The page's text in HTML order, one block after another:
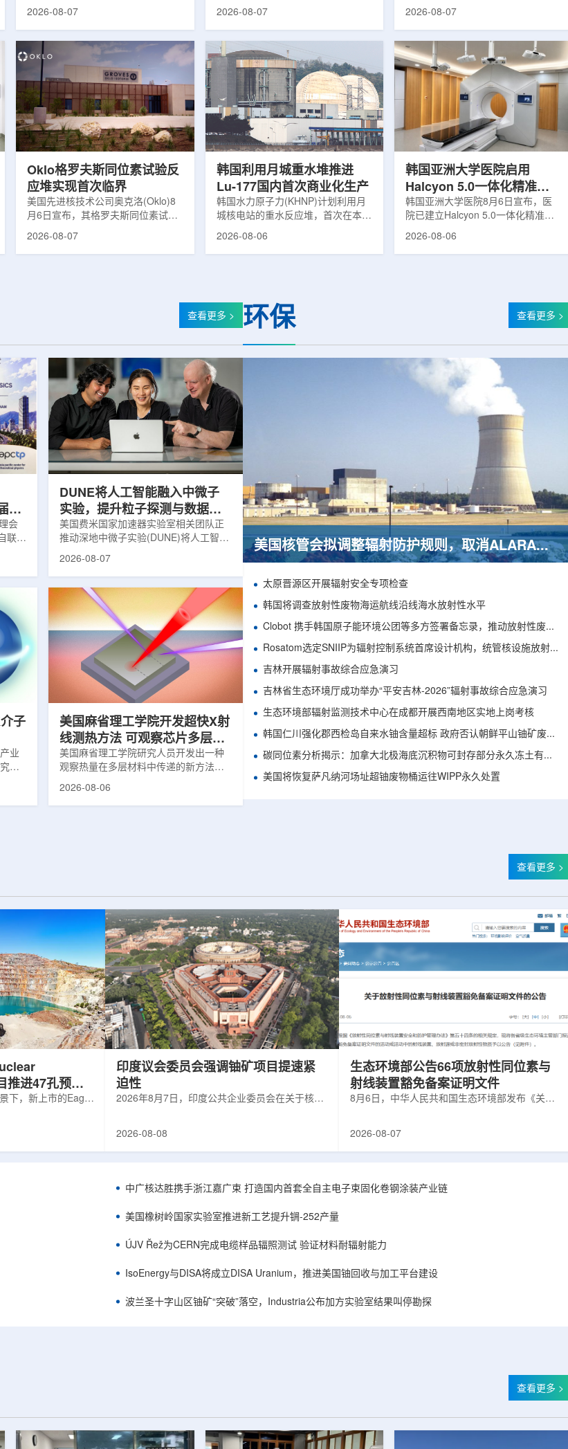
温哥华不列颠哥伦比亚癌症中心林国
性药物开发》的学术报告。报告会采
取线上线下结合方式举行，放射所部
分科研人员和研究生参加。林国贤教
授长期从事肿瘤诊疗靶向放射性药物
开发研究，已主导或参与发表135余
篇同行评议期刊论文，提交30余项
放射性药物相关专利申请，并完成7
款自研放射性药物的临床转化，应用
2026-08-07
回旋质子治疗系统，在合肥离子医学
治疗系统的重要突破。本例受试者为
肺癌患者。试验所用的超导质子治疗
系统，搭载中科离子自主研发的
SC240超导回旋加速器，具有超大照
射野、360°全周束流配送能力。治
疗全程依托多模融合4D图像引导精
准定位，能实现动态适配、精准治
疗。设备运行平稳低噪，治疗控制软
2026-08-07
究成果。BRIN局长阿里夫·萨特里亚
粮食和健康等领域。在健康领域，
BRIN正在开发用于核医学的放射性
药物。这类药物含有放射性物质，可
用于癌症诊断和治疗。阿里夫表示，
放射性药物研发对癌症识别和治疗具
有重要意义。在食品领域，BRIN将
核技术用于食品保鲜，重点包括出口
水果的辐照处理。阿里夫介绍，一些
2026-08-07
Oklo格罗夫斯同位素试验反
应堆实现首次临界
美国先进核技术公司奥克洛(Oklo)8
月6日宣布，其格罗夫斯同位素试验
反应堆已在低功率状态下实现可控自
工程建设、组件制造或采购、燃料配
置及...
2026-08-07
韩国利用月城重水堆推进
Lu-177国内首次商业化生产
韩国水力原子力(KHNP)计划利用月
城核电站的重水反应堆，首次在本土
生产用于癌症治疗的放射性同位素
元化的供应链并缩短运输时间。此次
计划的首要目标是实现镥-177的商业
后，韩国水力原子力还将扩大生产范
围至钴...
2026-08-06
韩国亚洲大学医院启用
Halcyon 5.0一体化精准放
射治疗方案
韩国亚洲大学医院8月6日宣布，医
院已建立Halcyon 5.0一体化精准放
射治疗解决方案，并开始全面用于患
Halcyon系统软件5.0版本为基础，集
成高分辨率锥形束CT成像系统
射治疗系统IDENTIFY。亚洲大学医
院表示，该院是韩国首...
2026-08-06
查看更多 >
越
会
联合
俄
地
议议
理
同
、
物
DUNE将人工智能融入中微子
实验，提升粒子探测与数据处
理能力
美国费米国家加速器实验室相关团队正
推动深地中微子实验(DUNE)将人工智能
互作用识别、事件分类和探测器管理能
力。DUNE位于长基线中微子设施，目
前已开始安装大型中微子探测器模块的
结构元件。该实验由近探测器和远探测
器组成：近探测器位于费米实验室，远
探测器设在南达科他州桑福德地下研究
设施地下约1英里处。两个探测器都将采
用液氩时间投影室技术，用于记录中微
2026-08-07
子
业
中
物
美国麻省理工学院开发超快X射
线测热方法 可观察芯片多层结
构热传递
美国麻省理工学院研究人员开发出一种
观察热量在多层材料中传递的新方法，
可用于精确测量计算机芯片等电子器件
2026-08-06
环保 查看更多 >
美国核管会拟调整辐射防护规则，取消ALARA要求引发安全争议
太原晋源区开展辐射安全专项检查
韩国将调查放射性废物海运航线沿线海水放射性水平
Clobot 携手韩国原子能环境公团等多方签署备忘录，推动放射性废物安全管理多机型机器人示范
Rosatom选定SNIIP为辐射控制系统首席设计机构，统管核设施放射仪表标准化与进口替代保障
吉林开展辐射事故综合应急演习
吉林省生态环境厅成功举办“平安吉林-2026”辐射事故综合应急演习
生态环境部辐射监测技术中心在成都开展西南地区实地上岗考核
韩国仁川强化郡西检岛自来水铀含量超标 政府否认朝鲜平山铀矿废水影响
碳同位素分析揭示：加拿大北极海底沉积物可封存部分永久冻土有机碳
美国将恢复萨凡纳河场址超铀废物桶运往WIPP永久处置
查看更多 >
推进47孔预可
下，新上市的Eagle
万磅、inferred
研钻探，待联邦与
年下半年完成预可
Professional
、SLR I...
印度议会委员会强调铀矿项目提速紧
迫性
2026年8月7日，印度公共企业委员会在关于核电
建项目将产量翻倍，但委员会认为该时间表偏晚
将拉长进口燃料战略敏感期。目前PHWR机组约
25GWe年需U3O8约5400吨，UCIL仅能满足约
30%，须靠加速国产与多元化供应降低进口依
赖。委员会支持UCIL与NTPC组建合资企业参股
海外铀...
2026-08-08
生态环境部公告66项放射性同位素与
射线装置豁免备案证明文件
8月6日，中华人民共和国生态环境部发布《关于
将各省级生态环境主管部门报送的、已获得豁免
置、放射源或非密封放射性物质予以公告。随公
告发布的汇总表共列出66项备案记录，涉及山
2026-08-07
中广核达胜携手浙江嘉广束 打造国内首套全自主电子束固化卷钢涂装产业链
美国橡树岭国家实验室推进新工艺提升锎-252产量
ÚJV Řež为CERN完成电缆样品辐照测试 验证材料耐辐射能力
IsoEnergy与DISA将成立DISA Uranium，推进美国铀回收与加工平台建设
波兰圣十字山区铀矿“突破”落空，Industria公布加方实验室结果叫停勘探
查看更多 >